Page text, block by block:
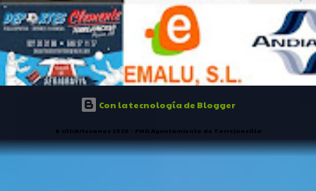
Con la tecnología de Blogger
® UltrArtesanos 2020 - PMD Ayuntamiento de Torrejoncillo